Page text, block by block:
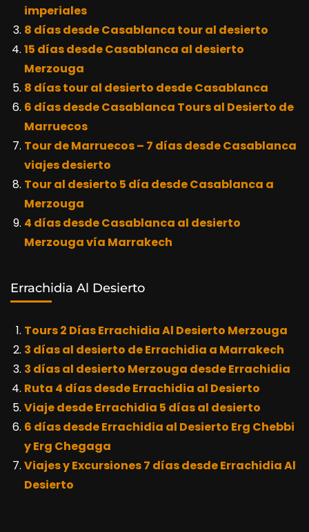
imperiales
8 días desde Casablanca tour al desierto
15 días desde Casablanca al desierto
Merzouga
8 días tour al desierto desde Casablanca
6 días desde Casablanca Tours al Desierto de
Marruecos
Tour de Marruecos – 7 días desde Casablanca
viajes desierto
Tour al desierto 5 día desde Casablanca a
Merzouga
4 días desde Casablanca al desierto
Merzouga vía Marrakech
Errachidia Al Desierto
Tours 2 Días Errachidia Al Desierto Merzouga
3 días al desierto de Errachidia a Marrakech
3 días al desierto Merzouga desde Errachidia
Ruta 4 días desde Errachidia al Desierto
Viaje desde Errachidia 5 días al desierto
6 días desde Errachidia al Desierto Erg Chebbi
y Erg Chegaga
Viajes y Excursiones 7 días desde Errachidia Al
Desierto